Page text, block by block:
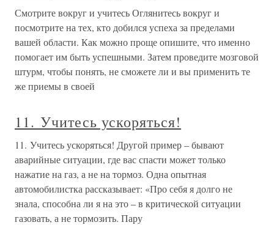
Смотрите вокруг и учитесь Оглянитесь вокруг и
посмотрите на тех, кто добился успеха за пределами
вашей области. Как можно проще опишите, что именно
помогает им быть успешными. Затем проведите мозговой
штурм, чтобы понять, не сможете ли и вы применить те
же приемы в своей
11. Учитесь ускоряться!
11. Учитесь ускоряться! Другой пример – бывают
аварийные ситуации, где вас спасти может только
нажатие на газ, а не на тормоз. Одна опытная
автомобилистка рассказывает: «Про себя я долго не
знала, способна ли я на это – в критической ситуации
газовать, а не тормозить. Пару